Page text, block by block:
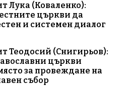
Лука (Коваленко):
църкви да
и системен диалог
Теодосий (Снигирьов):
църкви
за провеждане на
събор